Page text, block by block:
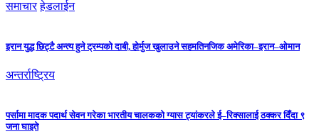
समाचार हेडलाईन
इरान युद्ध छिट्टै अन्त्य हुने ट्रम्पको दाबी, होर्मुज खुलाउने सहमतिनजिक अमेरिका–इरान–ओमान
अन्तर्राष्ट्रिय
पर्सामा मादक पदार्थ सेवन गरेका भारतीय चालकको ग्यास ट्यांकरले ई–रिक्सालाई ठक्कर दिँदा ९
जना घाइते